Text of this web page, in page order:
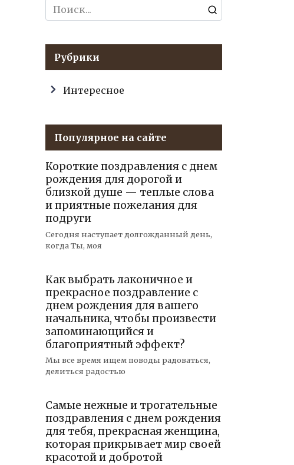
Search
for:
Рубрики
Интересное
Популярное на сайте
Короткие поздравления с днем
рождения для дорогой и
близкой душе — теплые слова
и приятные пожелания для
подруги
Сегодня наступает долгожданный день,
когда Ты, моя
Как выбрать лаконичное и
прекрасное поздравление с
днем рождения для вашего
начальника, чтобы произвести
запоминающийся и
благоприятный эффект?
Мы все время ищем поводы радоваться,
делиться радостью
Самые нежные и трогательные
поздравления с днем рождения
для тебя, прекрасная женщина,
которая прикрывает мир своей
красотой и добротой